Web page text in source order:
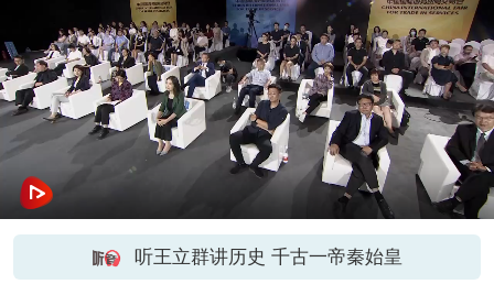
听王立群讲历史 千古一帝秦始皇